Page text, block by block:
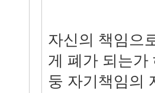
자신의 책임으
게 폐가 되는가
둥 자기책임의